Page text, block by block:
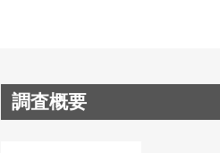
調査概要